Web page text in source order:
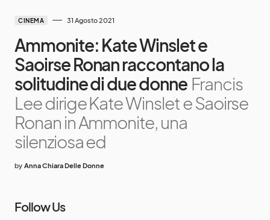
CINEMA 31 Agosto 2021
Ammonite: Kate Winslet e
Saoirse Ronan raccontano la
solitudine di due donne Francis
Lee dirige Kate Winslet e Saoirse
Ronan in Ammonite, una
silenziosa ed
by Anna Chiara Delle Donne
Follow Us